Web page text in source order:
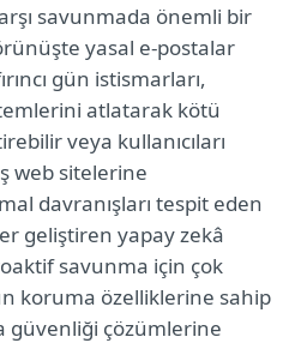
savunmada önemli bir
yasal e-postalar
gün istismarları,
atlatarak kötü
veya kullanıcıları
web sitelerine
davranışları tespit eden
geliştiren yapay zekâ
savunma için çok
koruma özelliklerine sahip
güvenliği çözümlerine